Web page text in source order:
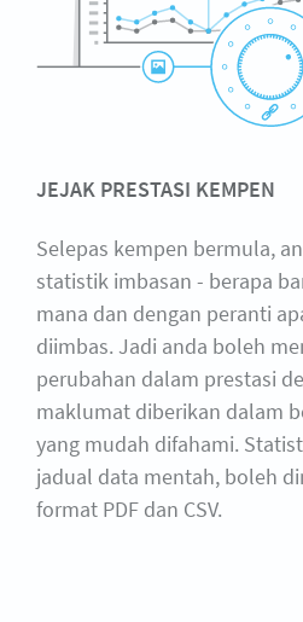
JEJAK PRESTASI KEMPEN
Selepas kempen bermula,
statistik imbasan - berapa
mana dan dengan peranti
diimbas. Jadi anda boleh
perubahan dalam prestasi
maklumat diberikan dalam
yang mudah difahami.
jadual data mentah, boleh
format PDF dan CSV.